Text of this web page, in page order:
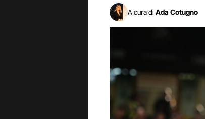
A cura di Ada Cotugno